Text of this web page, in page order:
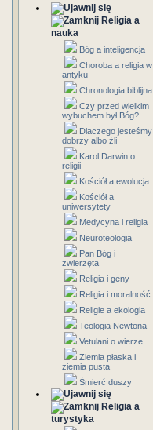
Religia a
nauka
Bóg a inteligencja
Choroba a religia w
antyku
Chronologia biblijna
Czy przed wielkim
wybuchem był Bóg?
Dlaczego jesteśmy
dobrzy albo źli
Karol Darwin o
religii
Kościół a ewolucja
Kościół a
uniwersytety
Medycyna i religia
Neuroteologia
Pan Bóg i
zwierzęta
Religia i geny
Religia i moralność
Religie a ekologia
Teologia Newtona
Vetulani o wierze
Ziemia płaska i
ziemia pusta
Śmierć duszy
Religia a
turystyka